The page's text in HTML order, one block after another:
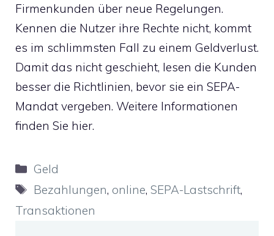
Firmenkunden über neue Regelungen.
Kennen die Nutzer ihre Rechte nicht, kommt
es im schlimmsten Fall zu einem Geldverlust.
Damit das nicht geschieht, lesen die Kunden
besser die Richtlinien, bevor sie ein SEPA-
Mandat vergeben. Weitere Informationen
finden Sie hier.
Kategorien
Geld
Schlagwörter
Bezahlungen, online,SEPA-Lastschrift,
Transaktionen